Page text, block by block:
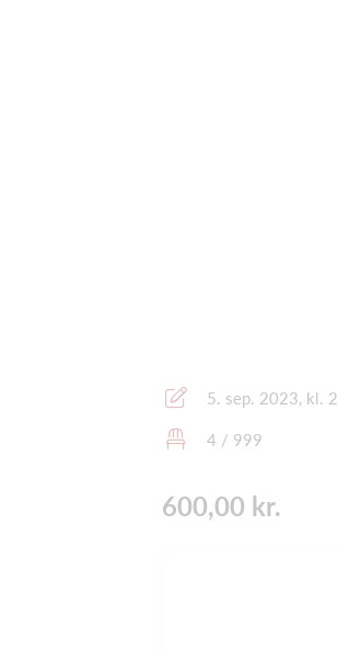
5. sep. 2023, kl.
4 / 999
600,00 kr.